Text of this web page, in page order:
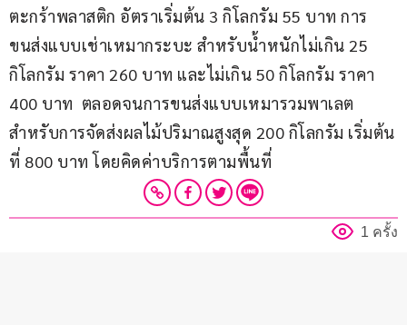
ตะกร้าพลาสติก อัตราเริ่มต้น 3 กิโลกรัม 55 บาท การ
ขนส่งแบบเช่าเหมากระบะ สำหรับน้ำหนักไม่เกิน 25
กิโลกรัม ราคา 260 บาท และไม่เกิน 50 กิโลกรัม ราคา
400 บาท  ตลอดจนการขนส่งแบบเหมารวมพาเลต
สำหรับการจัดส่งผลไม้ปริมาณสูงสุด 200 กิโลกรัม เริ่มต้น
ที่ 800 บาท โดยคิดค่าบริการตามพื้นที่
1 ครั้ง